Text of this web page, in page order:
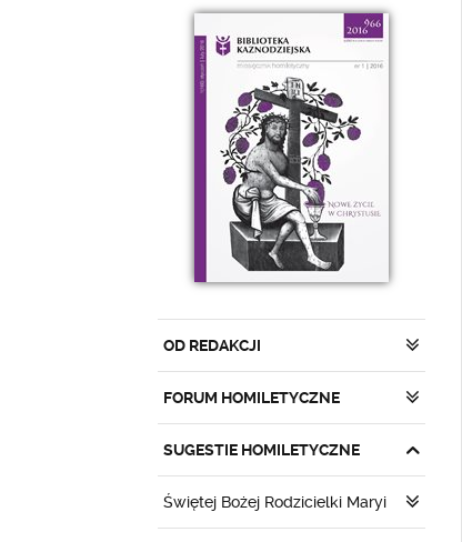
OD REDAKCJI
FORUM HOMILETYCZNE
SUGESTIE HOMILETYCZNE
Świętej Bożej Rodzicielki Maryi